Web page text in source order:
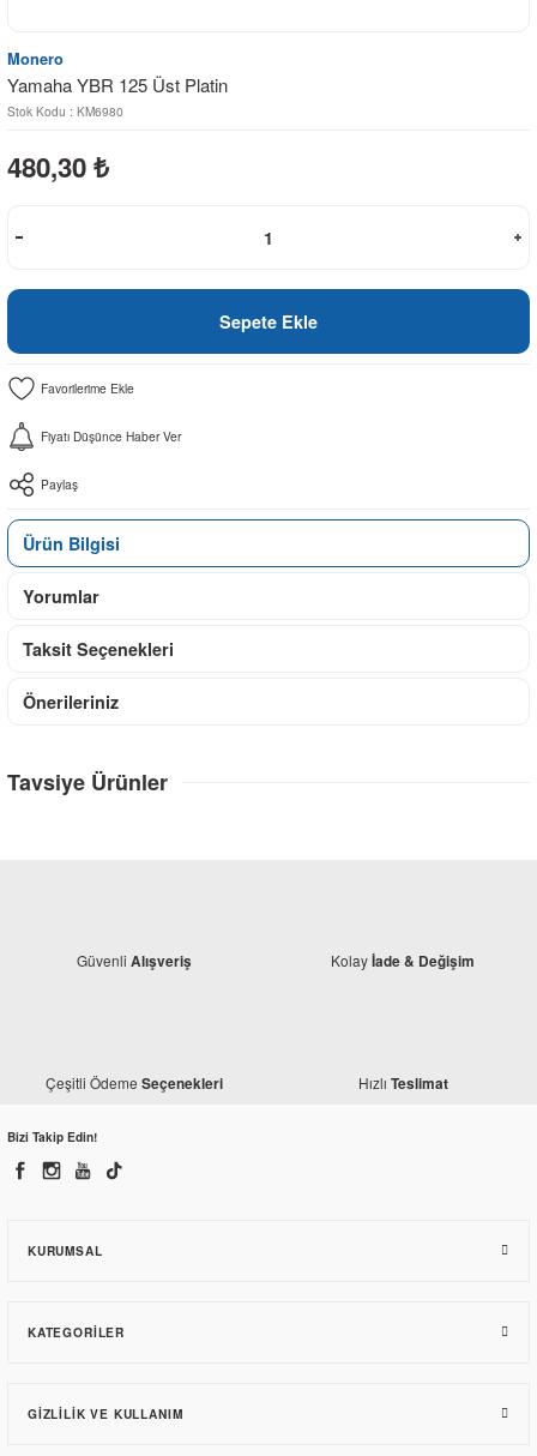
Monero
Yamaha YBR 125 Üst Platin
Stok Kodu : KM6980
480,30 ₺
Sepete Ekle
Fiyatı Düşünce Haber Ver
Paylaş
Ürün Bilgisi
Yorumlar
Taksit Seçenekleri
Önerileriniz
Tavsiye Ürünler
Yamaha YBR 125 K Furş Takımı
157,92 TL
Güvenli Alışveriş Kolayİade & Değişim
Çeşitli Ödeme Seçenekleri Hızlı Teslimat
Bizi Takip Edin!
KURUMSAL
KATEGORILER
GIZLILIK VE KULLANIM